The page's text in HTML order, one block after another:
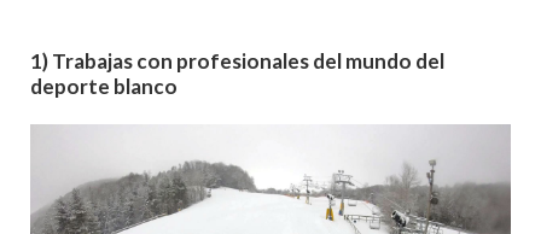
1) Trabajas con profesionales del mundo del
deporte blanco